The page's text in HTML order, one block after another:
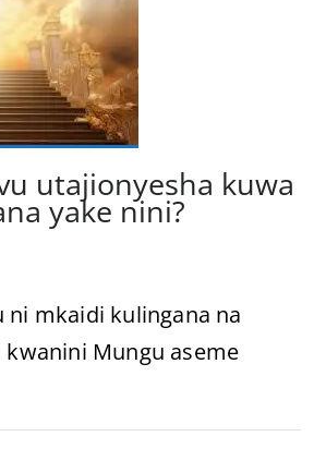
utajionyesha kuwa
yake nini?
ni mkaidi kulingana na
kwanini Mungu aseme